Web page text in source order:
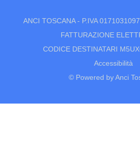
ANCI TOSCANA - P.IVA
FATTURAZIONE
CODICE DESTINATARI
Accessibilità
© Powered by Anci